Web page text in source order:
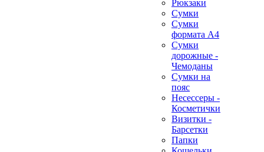
Рюкзаки
Сумки
Сумки
формата А4
Сумки
дорожные -
Чемоданы
Сумки на
пояс
Несессеры -
Косметички
Визитки -
Барсетки
Папки